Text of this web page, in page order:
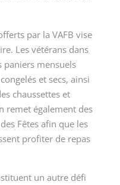
par la VAFB vise
Les vétérans dans
paniers mensuels
et secs, ainsi
chaussettes et
remet également des
Fêtes afin que les
profiter de repas
un autre défi